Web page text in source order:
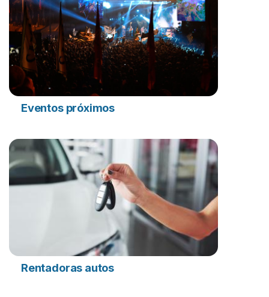
Eventos próximos
Rentadoras autos